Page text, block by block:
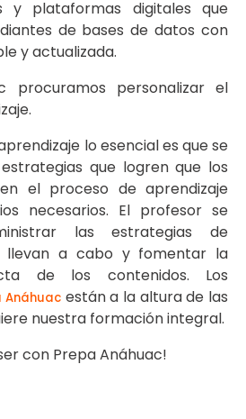
y plataformas digitales que
de bases de datos con
y actualizada.
procuramos personalizar el
lo esencial es que se
que logren que los
el proceso de aprendizaje
necesarios. El profesor se
las estrategias de
llevan a cabo y fomentar la
de los contenidos. Los
Anáhuac están a la altura de las
nuestra formación integral.
con Prepa Anáhuac!